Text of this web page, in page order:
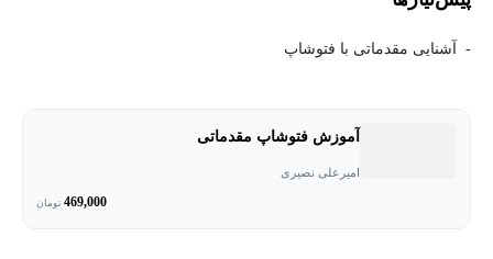
- آشنایی مقدماتی با فتوشاپ
آموزش فتوشاپ مقدماتی
امیرعلی نصیری
469,000 تومان